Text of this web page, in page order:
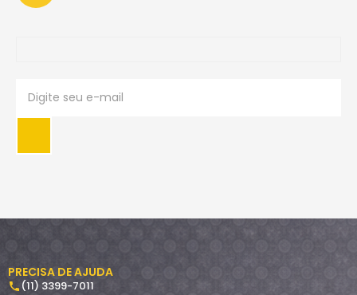
PRECISA DE AJUDA
(11) 3399-7011